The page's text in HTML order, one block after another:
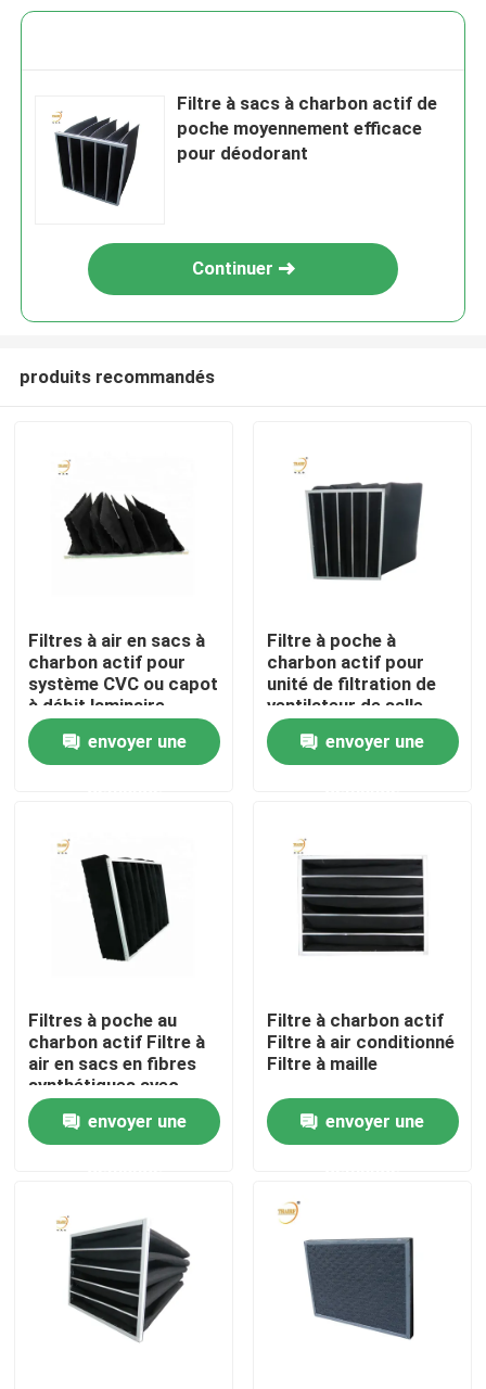
Maison
Vidéos
Au sujet de nous
Visite d'usine
Contrôle de qualité
Filtre profond du pli HEPA
Pré filtre à air
Filtre à sacs à charbon actif de
poche moyennement efficace
pour déodorant
Continuer
produits recommandés
Filtres à air en sacs à
charbon actif pour
système CVC ou capot
à débit laminaire
envoyer une
Filtre à poche à
charbon actif pour
unité de filtration de
ventilateur de salle
blanche
envoyer une
Filtres à poche au
charbon actif Filtre à
air en sacs en fibres
synthétiques avec
cadre en aluminium
envoyer une
Filtre à charbon actif
Filtre à air conditionné
Filtre à maille
envoyer une